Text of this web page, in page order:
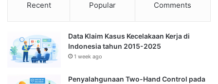
Recent Popular Comments
Data Klaim Kasus Kecelakaan Kerja di
Indonesia tahun 2015-2025
1 week ago
Penyalahgunaan Two-Hand Control pada